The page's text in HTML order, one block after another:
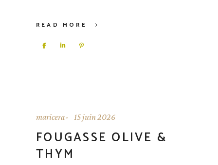
READ MORE
maricera 15 juin 2026
FOUGASSE OLIVE &
THYM